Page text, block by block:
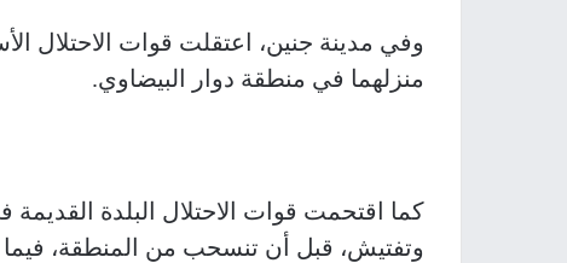
وفي مدينة جنين، اعتقلت قوات الاحتلال
منزلهما في منطقة دوار البيضاوي.
كما اقتحمت قوات الاحتلال البلدة
وتفتيش، قبل أن تنسحب من المنطقة،